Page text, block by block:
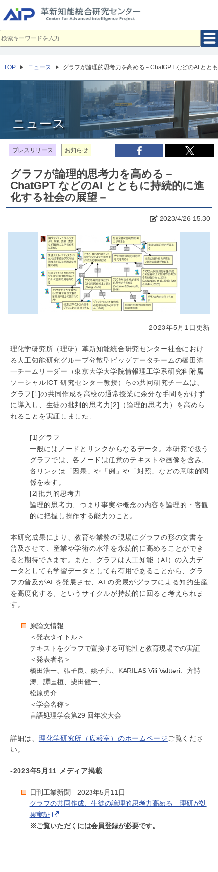
イ
ン
へ
動
TOP ニュース グラフが論理的思考力を高める－ChatGPT などのAI とと
ニュース
お知らせ
プレスリリース
グラフが論理的思考力を高める－
ChatGPT などのAI とともに持続的に進
化する社会の展望－
2023/4/26 15:30
2023年5月1日更新
理化学研究所（理研）革新知能統合研究センター社会におけ
る人工知能研究グループ分散型ビッグデータチームの橋田浩
一チームリーダー（東京大学大学院情報理工学系研究科附属
ソーシャルICT 研究センター教授）らの共同研究チームは、
グラフ[1]の共同作成を高校の通常授業に余分な手間をかけず
に導入し、生徒の批判的思考力[2]（論理的思考力）を高めら
れることを実証しました。
[1]グラフ
一般にはノードとリンクからなるデータ。本研究で扱う
グラフでは、各ノードは任意のテキストや画像を含み、
各リンクは「因果」や「例」や「対照」などの意味的関
係を表す。
[2]批判的思考力
論理的思考力、つまり事実や概念の内容を論理的・客観
的に把握し操作する能力のこと。
本研究成果により、教育や業務の現場にグラフの形の文書を
普及させて、産業や学術の水準を永続的に高めることができ
ると期待できます。また、グラフは人工知能（AI）の入力デ
ータとしても学習データとしても有用であることから、グラ
フの普及がAI を発展させ、AI の発展がグラフによる知的生産
を高度化する、というサイクルが持続的に回ると考えられま
す。
原論文情報
＜発表タイトル＞
テキストをグラフで置換する可能性と教育現場での実証
＜発表者名＞
橋田浩一、張子良、姚子凡、KARILAS Vili Valtteri、方詩
涛、譚匡桓、柴田健一、
松原勇介
＜学会名称＞
言語処理学会第29 回年次大会
詳細は、 理化学研究所（広報室）のホームページ ご覧くださ
い。
-2023年5月11 メディア掲載
日刊工業新聞 2023年5月11日
グラフの共同作成、生徒の論理的思考力高める 理研が効
果実証
※ご覧いただくには会員登録が必要です。